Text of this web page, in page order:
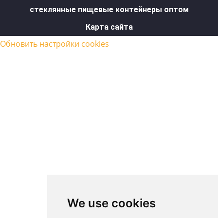
We use cookies
стеклянные пищевые контейнеры оптом
Карта сайта
Обновить настройки cookies